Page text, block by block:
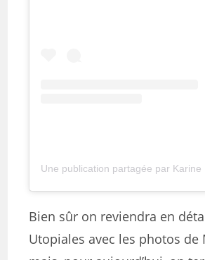
Bien sûr on reviendra en
Utopiales avec les photos de